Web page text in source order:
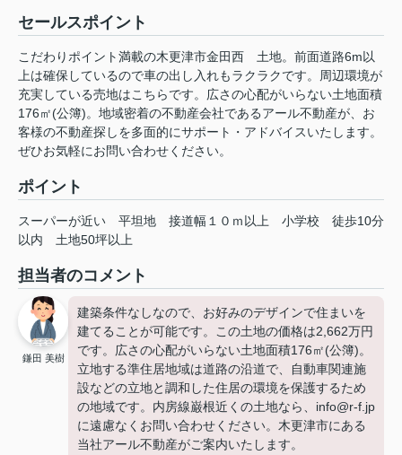
セールスポイント
こだわりポイント満載の木更津市金田西 土地。前面道路6m以
上は確保しているので車の出し入れもラクラクです。周辺環境が
充実している売地はこちらです。広さの心配がいらない土地面積
176㎡(公簿)。地域密着の不動産会社であるアール不動産が、お
客様の不動産探しを多面的にサポート・アドバイスいたします。
ぜひお気軽にお問い合わせください。
ポイント
スーパーが近い 平坦地 接道幅１０ｍ以上 小学校
徒歩10分
以内
土地50坪以上
担当者のコメント
鎌田 美樹
建築条件なしなので、お好みのデザインで住まいを
建てることが可能です。この土地の価格は2,662万円
です。広さの心配がいらない土地面積176㎡(公簿)。
立地する準住居地域は道路の沿道で、自動車関連施
設などの立地と調和した住居の環境を保護するため
の地域です。内房線巌根近くの土地なら、info@r-f.jp
に遠慮なくお問い合わせください。木更津市にある
当社アール不動産がご案内いたします。